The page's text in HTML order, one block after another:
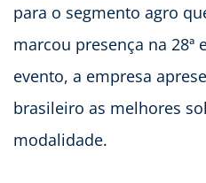
para o segmento agro
marcou presença na 28ª
evento, a empresa
brasileiro as melhores
modalidade.